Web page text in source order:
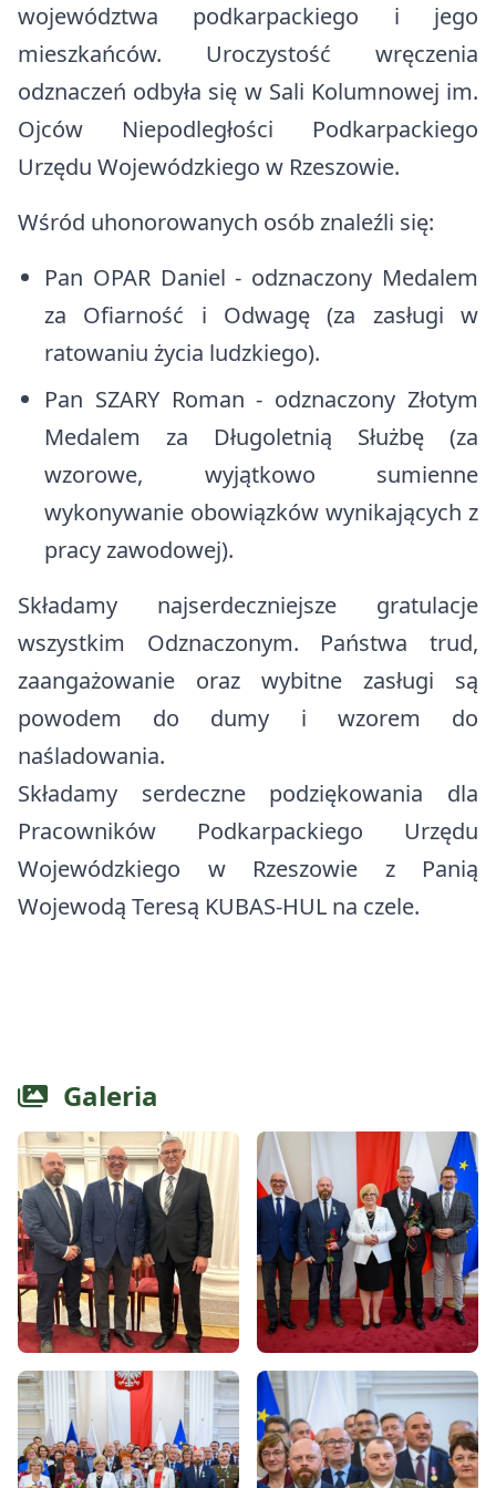
Rządowy Fundusz Polski Ład
Rządowy Fundusz Rozwoju Dróg
Program integracji społecznej i obywatelskiej Romów w Polsce w
latach 2021- 2030
Europejski Fundusz Rolny na rzecz Rozwoju Obszarów Wiejskich
Organizacje pozarządowe
Strategia Rozwoju Ponadlokalnego dla Partnerstwa Turystyczne
Zdrowie
Komunikacja i transport
Ważne dane, telefony i adresy
Konta bankowe
Tablica informacyjna
Ostrzeżenia meteorologiczne
Cmentarze Komunalne Gminy Komańcza
Szlaki turystyczne
Baza noclegowa
województwa podkarpackiego i jego
mieszkańców. Uroczystość wręczenia
odznaczeń odbyła się w Sali Kolumnowej im.
Ojców Niepodległości Podkarpackiego
Urzędu Wojewódzkiego w Rzeszowie.
Wśród uhonorowanych osób znaleźli się:
Pan OPAR Daniel - odznaczony Medalem
za Ofiarność i Odwagę (za zasługi w
ratowaniu życia ludzkiego).
Pan SZARY Roman - odznaczony Złotym
Medalem za Długoletnią Służbę (za
wzorowe, wyjątkowo sumienne
wykonywanie obowiązków wynikających z
pracy zawodowej).
Składamy najserdeczniejsze gratulacje
wszystkim Odznaczonym. Państwa trud,
zaangażowanie oraz wybitne zasługi są
powodem do dumy i wzorem do
naśladowania.
Składamy serdeczne podziękowania dla
Pracowników Podkarpackiego Urzędu
Wojewódzkiego w Rzeszowie z Panią
Wojewodą Teresą KUBAS-HUL na czele.
Galeria